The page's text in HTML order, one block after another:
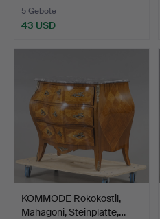
5 Gebote
43 USD
KOMMODE Rokokostil,
Mahagoni, Steinplatte,…